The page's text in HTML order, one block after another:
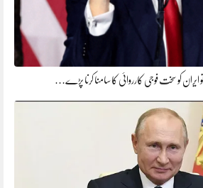
ایران کو سخت فوجی کارروائی کا سامنا کرنا پڑے…